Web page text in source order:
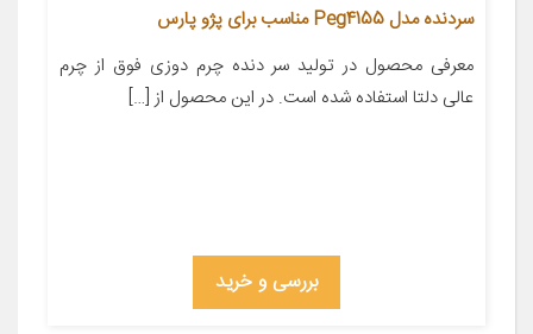
سردنده مدل Peg4155 مناسب برای پژو پارس
معرفی محصول در تولید سر دنده چرم دوزی فوق از چرم
عالی دلتا استفاده شده است. در این محصول از […]
بررسی و خرید